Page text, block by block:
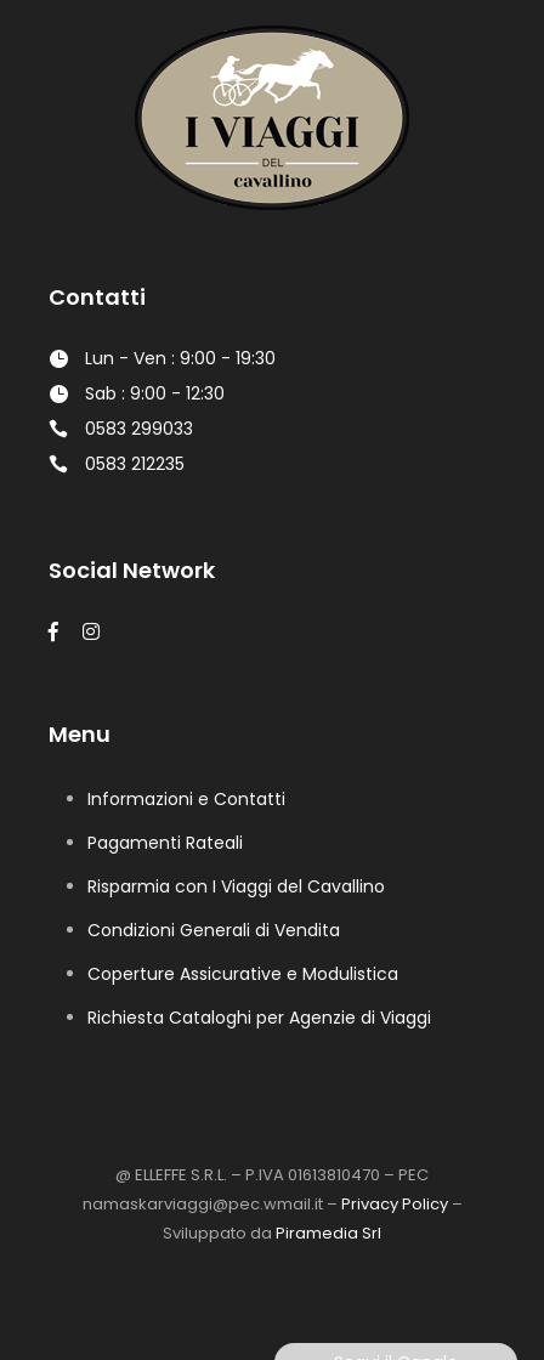
Contatti
Lun - Ven : 9:00 - 19:30
Sab : 9:00 - 12:30
0583 299033
0583 212235
Social Network
Menu
Informazioni e Contatti
Pagamenti Rateali
Risparmia con I Viaggi del Cavallino
Condizioni Generali di Vendita
Coperture Assicurative e Modulistica
Richiesta Cataloghi per Agenzie di Viaggi
@ ELLEFFE S.R.L. – P.IVA 01613810470 – PEC
namaskarviaggi@pec.wmail.it – Privacy Policy–
Sviluppato da Piramedia Srl